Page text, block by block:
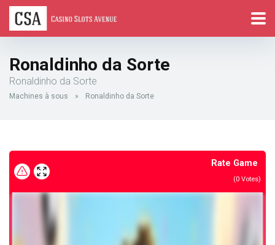
Ronaldinho da Sorte
Ronaldinho da Sorte
Machines à sous » Ronaldinho da Sorte
Rate Game
(0 Votes)